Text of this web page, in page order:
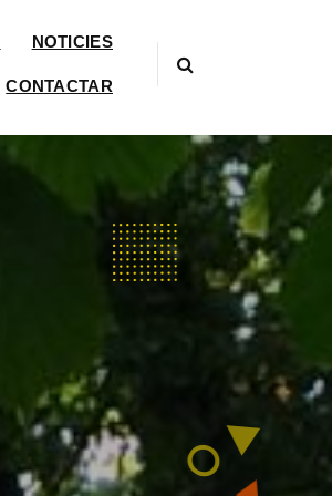
NOTICIES
CONTACTAR